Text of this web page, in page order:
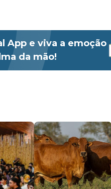
App e viva a emoção
da mão!